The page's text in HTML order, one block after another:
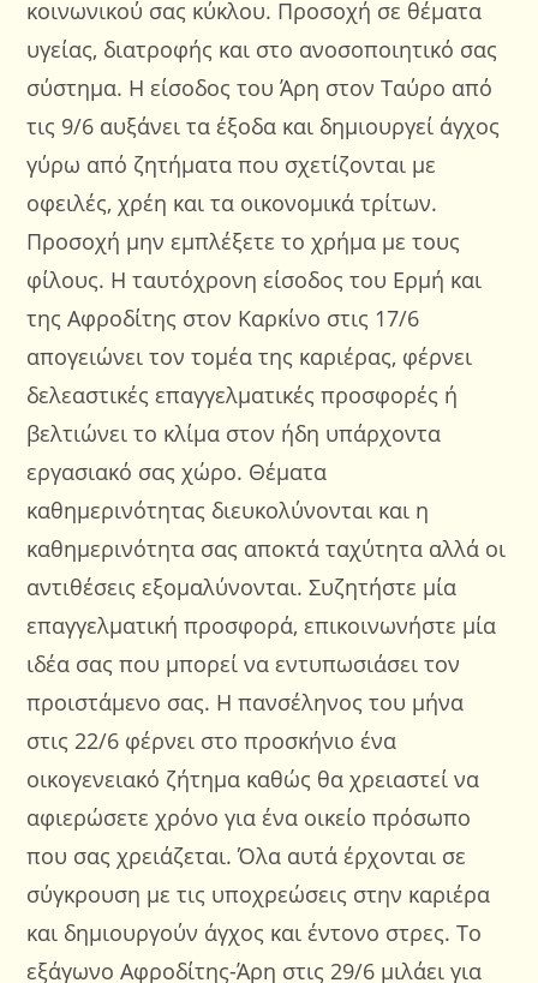
κοινωνικού σας κύκλου. Προσοχή σε θέματα
υγείας, διατροφής και στο ανοσοποιητικό σας
σύστημα. Η είσοδος του Άρη στον Ταύρο από
τις 9/6 αυξάνει τα έξοδα και δημιουργεί άγχος
γύρω από ζητήματα που σχετίζονται με
οφειλές, χρέη και τα οικονομικά τρίτων.
Προσοχή μην εμπλέξετε το χρήμα με τους
φίλους. Η ταυτόχρονη είσοδος του Ερμή και
της Αφροδίτης στον Καρκίνο στις 17/6
απογειώνει τον τομέα της καριέρας, φέρνει
δελεαστικές επαγγελματικές προσφορές ή
βελτιώνει το κλίμα στον ήδη υπάρχοντα
εργασιακό σας χώρο. Θέματα
καθημερινότητας διευκολύνονται και η
καθημερινότητα σας αποκτά ταχύτητα αλλά οι
αντιθέσεις εξομαλύνονται. Συζητήστε μία
επαγγελματική προσφορά, επικοινωνήστε μία
ιδέα σας που μπορεί να εντυπωσιάσει τον
προιστάμενο σας. Η πανσέληνος του μήνα
στις 22/6 φέρνει στο προσκήνιο ένα
οικογενειακό ζήτημα καθώς θα χρειαστεί να
αφιερώσετε χρόνο για ένα οικείο πρόσωπο
που σας χρειάζεται. Όλα αυτά έρχονται σε
σύγκρουση με τις υποχρεώσεις στην καριέρα
και δημιουργούν άγχος και έντονο στρες. Το
εξάγωνο Αφροδίτης-Άρη στις 29/6 μιλάει για